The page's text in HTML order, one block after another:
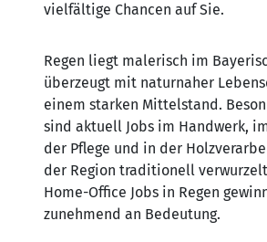
vielfältige Chancen auf Sie.
Regen liegt malerisch im
überzeugt mit naturnaher
einem starken Mittelstand.
sind aktuell Jobs im Handwerk,
der Pflege und in der
der Region traditionell
Home-Office Jobs in Regen
zunehmend an Bedeutung.